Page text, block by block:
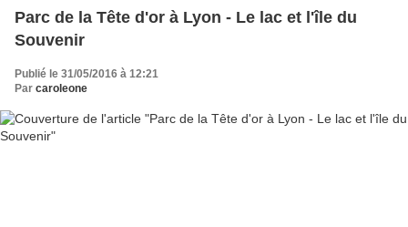
Parc de la Tête d'or à Lyon - Le lac et l'île du
Souvenir
Publié le 31/05/2016 à 12:21
Par caroleone